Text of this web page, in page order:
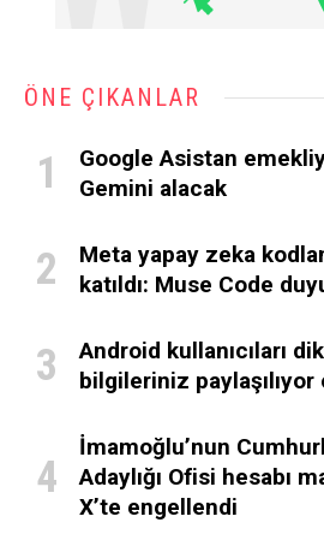
ÖNE ÇIKANLAR
Google Asistan
Gemini alacak
Meta yapay zeka
katıldı: Muse Code
Android kullanıcıları
bilgileriniz
İmamoğlu’nun
Adaylığı Ofisi hesabı
X’te engellendi